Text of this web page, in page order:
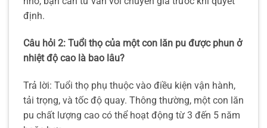
định.
Câu hỏi 2: Tuổi thọ của một con lăn pu được phun ở
nhiệt độ cao là bao lâu?
Trả lời: Tuổi thọ phụ thuộc vào điều kiện vận hành,
tải trọng, và tốc độ quay. Thông thường, một con lăn
pu chất lượng cao có thể hoạt động từ 3 đến 5 năm